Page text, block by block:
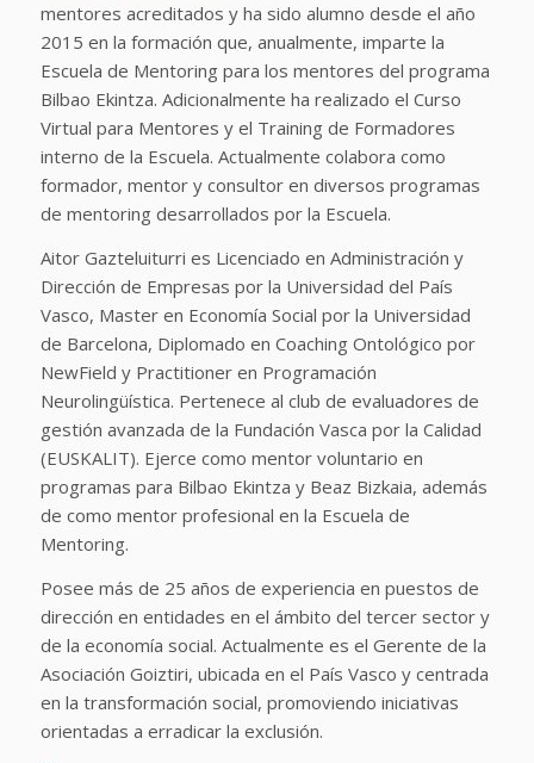
mentores acreditados y ha sido alumno desde el año
2015 en la formación que, anualmente, imparte la
Escuela de Mentoring para los mentores del programa
Bilbao Ekintza. Adicionalmente ha realizado el Curso
Virtual para Mentores y el Training de Formadores
interno de la Escuela. Actualmente colabora como
formador, mentor y consultor en diversos programas
de mentoring desarrollados por la Escuela.
Aitor Gazteluiturri es Licenciado en Administración y
Dirección de Empresas por la Universidad del País
Vasco, Master en Economía Social por la Universidad
de Barcelona, Diplomado en Coaching Ontológico por
NewField y Practitioner en Programación
Neurolingüística. Pertenece al club de evaluadores de
gestión avanzada de la Fundación Vasca por la Calidad
(EUSKALIT). Ejerce como mentor voluntario en
programas para Bilbao Ekintza y Beaz Bizkaia, además
de como mentor profesional en la Escuela de
Mentoring.
Posee más de 25 años de experiencia en puestos de
dirección en entidades en el ámbito del tercer sector y
de la economía social. Actualmente es el Gerente de la
Asociación Goiztiri, ubicada en el País Vasco y centrada
en la transformación social, promoviendo iniciativas
orientadas a erradicar la exclusión.